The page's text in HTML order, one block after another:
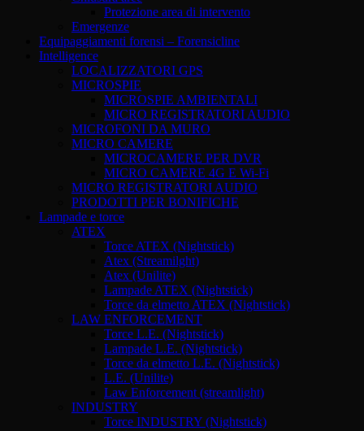
Protezione area di intervento
Emergenze
Equipaggiamenti forensi – Forensicline
Intelligence
LOCALIZZATORI GPS
MICROSPIE
MICROSPIE AMBIENTALI
MICRO REGISTRATORI AUDIO
MICROFONI DA MURO
MICRO CAMERE
MICROCAMERE PER DVR
MICRO CAMERE 4G E Wi-Fi
MICRO REGISTRATORI AUDIO
PRODOTTI PER BONIFICHE
Lampade e torce
ATEX
Torce ATEX (Nightstick)
Atex (Streamilght)
Atex (Unilite)
Lampade ATEX (Nightstick)
Torce da elmetto ATEX (Nightstick)
LAW ENFORCEMENT
Torce L.E. (Nightstick)
Lampade L.E. (Nightstick)
Torce da elmetto L.E. (Nightstick)
L.E. (Unilite)
Law Enforcement (streamlight)
INDUSTRY
Torce INDUSTRY (Nightstick)